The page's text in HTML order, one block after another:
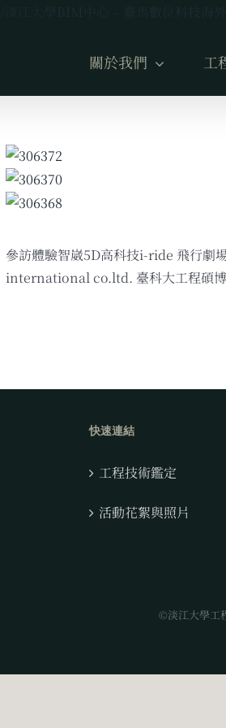
關於我們 工
參訪體驗智崴5D高科技i-ride 飛行劇
international co.ltd. 臺科大工程碩博
快速連結
工程技術鑑定
活動花絮與照片
©淡江大學工